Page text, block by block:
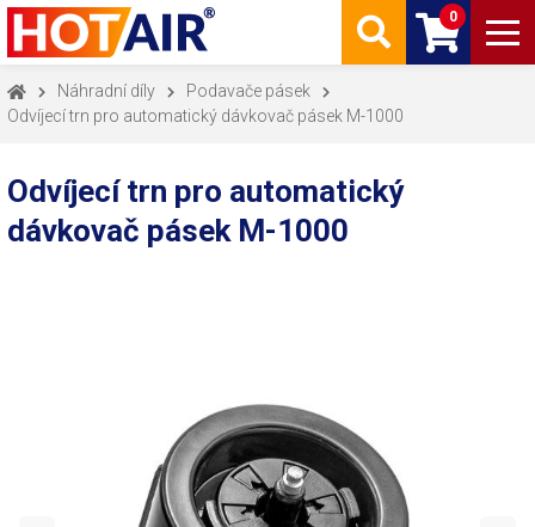
0
Náhradní díly
Podavače pásek
Odvíjecí trn pro automatický dávkovač pásek M-1000
Odvíjecí trn pro automatický
dávkovač pásek M-1000